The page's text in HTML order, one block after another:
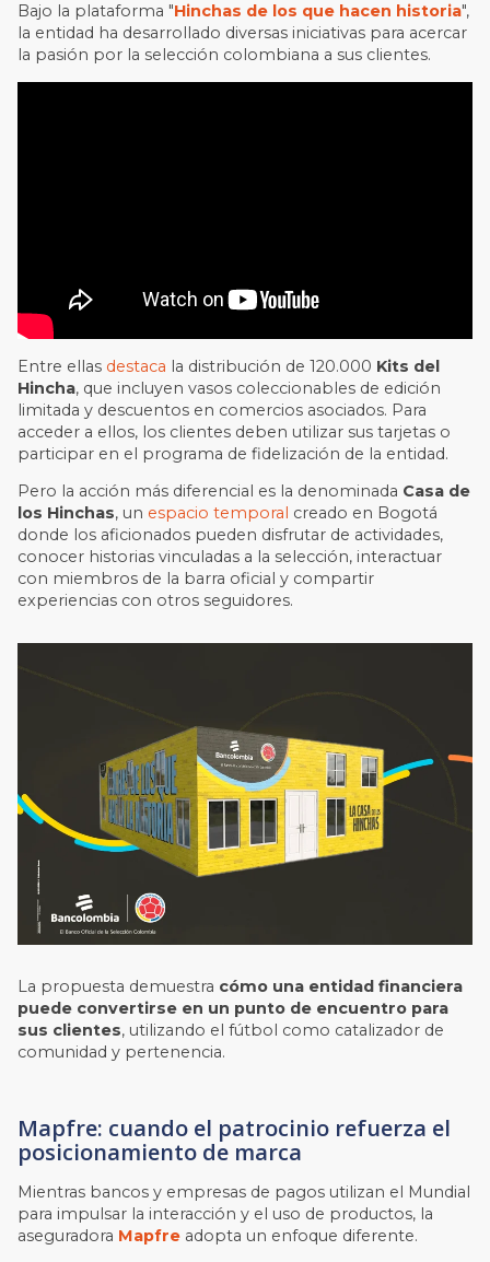
Bajo la plataforma "Hinchas de los que hacen historia",
la entidad ha desarrollado diversas iniciativas para acercar
la pasión por la selección colombiana a sus clientes.
Entre ellas destaca la distribución de 120.000 Kits del
Hincha, que incluyen vasos coleccionables de edición
limitada y descuentos en comercios asociados. Para
acceder a ellos, los clientes deben utilizar sus tarjetas o
participar en el programa de fidelización de la entidad.
Pero la acción más diferencial es la denominada Casa de
los Hinchas, un espacio temporal creado en Bogotá
donde los aficionados pueden disfrutar de actividades,
conocer historias vinculadas a la selección, interactuar
con miembros de la barra oficial y compartir
experiencias con otros seguidores.
La propuesta demuestra cómo una entidad financiera
puede convertirse en un punto de encuentro para
sus clientes, utilizando el fútbol como catalizador de
comunidad y pertenencia.
Mapfre: cuando el patrocinio refuerza el
posicionamiento de marca
Mientras bancos y empresas de pagos utilizan el Mundial
para impulsar la interacción y el uso de productos, la
aseguradora Mapfre adopta un enfoque diferente.